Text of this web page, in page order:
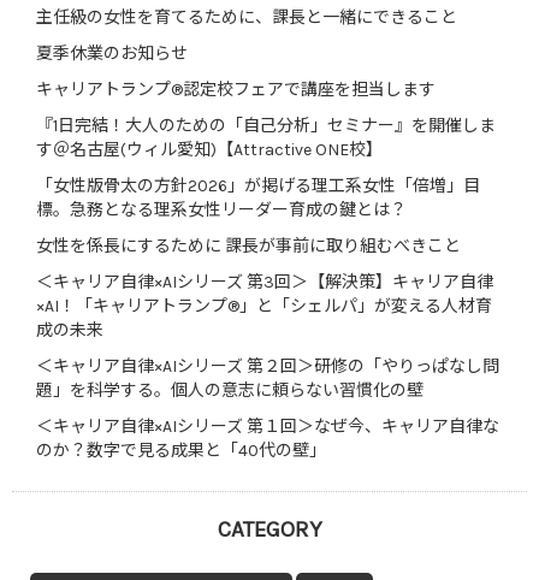
主任級の女性を育てるために、課長と一緒にできること
夏季休業のお知らせ
キャリアトランプ®認定校フェアで講座を担当します
『1日完結！大人のための「自己分析」セミナー』を開催しま
す＠名古屋(ウィル愛知)【Attractive ONE校】
「女性版骨太の方針2026」が掲げる理工系女性「倍増」目
標。急務となる理系女性リーダー育成の鍵とは？
女性を係長にするために 課長が事前に取り組むべきこと
＜キャリア自律×AIシリーズ 第3回＞【解決策】キャリア自律
×AI！「キャリアトランプ®」と「シェルパ」が変える人材育
成の未来
＜キャリア自律×AIシリーズ 第２回＞研修の「やりっぱなし問
題」を科学する。個人の意志に頼らない習慣化の壁
＜キャリア自律×AIシリーズ 第１回＞なぜ今、キャリア自律な
のか？数字で見る成果と「40代の壁」
CATEGORY